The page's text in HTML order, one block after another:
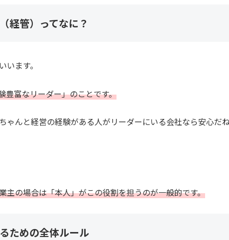
経管）ってなに？
ます。
豊富なリーダー」のことです。
んと経営の経験がある人がリーダーにいる会社なら安心だ
の場合は「本人」がこの役割を担うのが一般的です。
ための全体ルール